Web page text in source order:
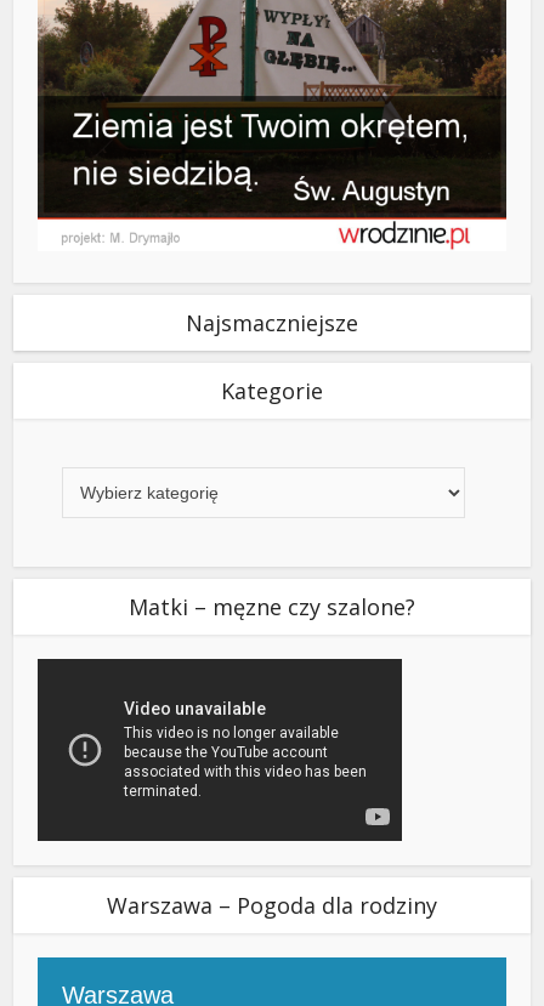
Najsmaczniejsze
Kategorie
Matki – męzne czy szalone?
Warszawa – Pogoda dla rodziny